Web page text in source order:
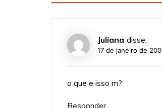
Juliana disse:
17 de janeiro de
o que e isso m?
Responder